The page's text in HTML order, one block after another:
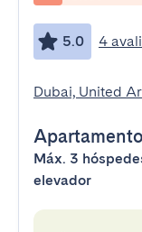
5.0 4
Dubai, United
Apartamento
Máx. 3
elevador